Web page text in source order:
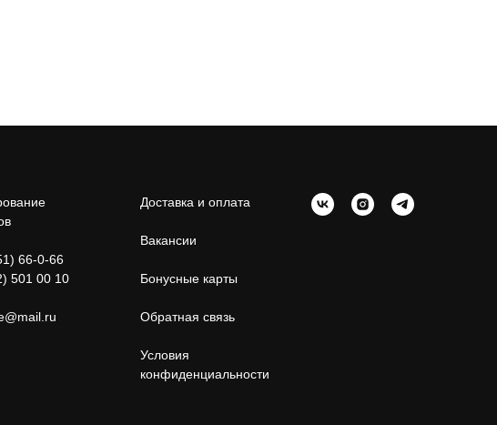
66-0-66
501 00 10
Доставка и оплата
Вакансии
Бонусные карты
Обратная связь
Условия
конфиденциальности